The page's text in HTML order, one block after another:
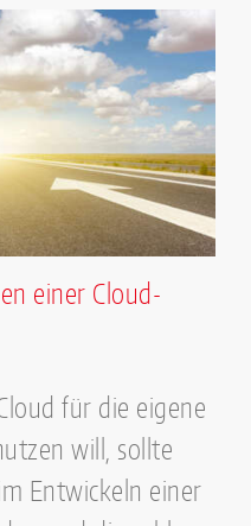
einer Cloud-
für die eigene
will, sollte
Entwickeln einer